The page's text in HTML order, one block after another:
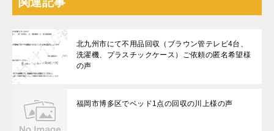
北九州市にて不用品回収（ブラウン管テレビ4台、
洗濯機、プラスチックケース）ご依頼の匿名希望様
の声
福岡市博多区でベッド1点の回収の川上様の声